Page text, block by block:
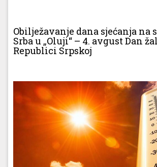
Obilježavanje dana sjećanja na
Srba u „Oluji“ – 4. avgust Dan
Republici Srpskoj